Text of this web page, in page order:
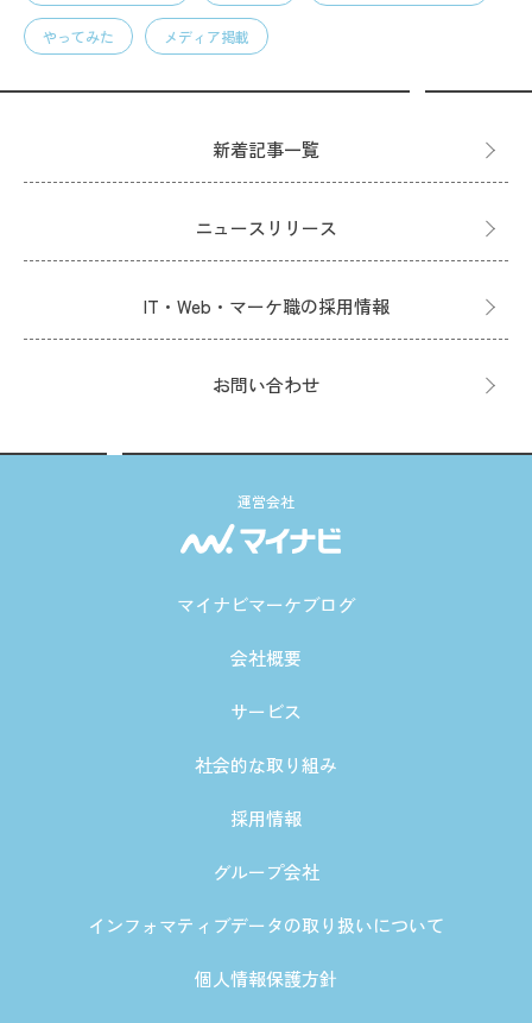
やってみた メディア掲載
新着記事一覧
ニュースリリース
IT・Web・マーケ職の採用情報
お問い合わせ
運営会社
マイナビマーケブログ
会社概要
サービス
社会的な取り組み
採用情報
グループ会社
インフォマティブデータの取り扱いについて
個人情報保護方針